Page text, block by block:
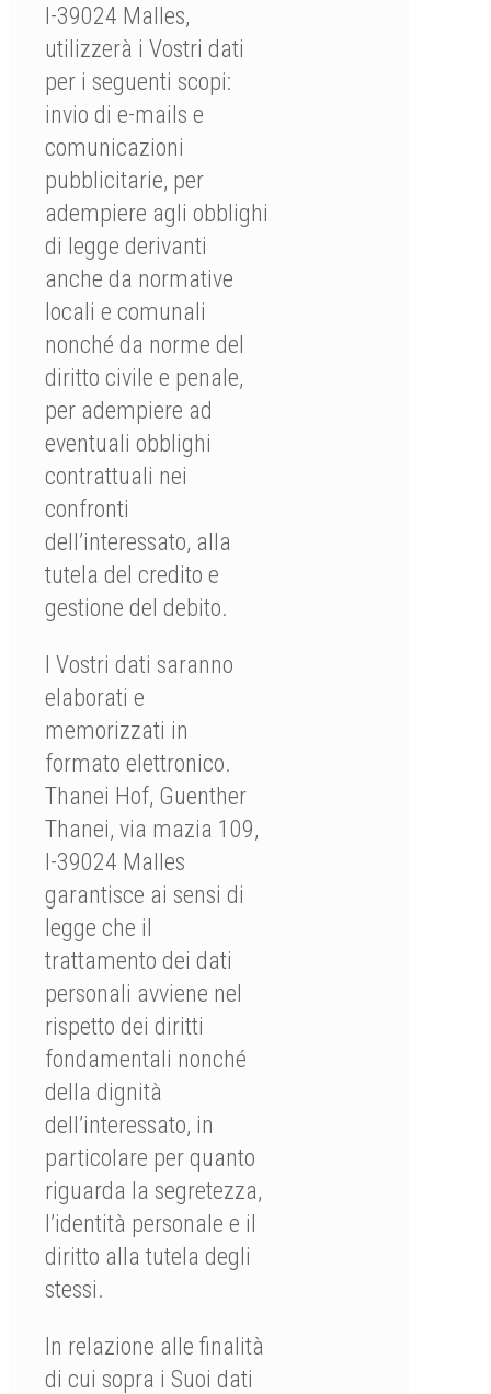
I-39024 Malles,
utilizzerà i Vostri dati
per i seguenti scopi:
invio di e-mails e
comunicazioni
pubblicitarie, per
adempiere agli obblighi
di legge derivanti
anche da normative
locali e comunali
nonché da norme del
diritto civile e penale,
per adempiere ad
eventuali obblighi
contrattuali nei
confronti
dell’interessato, alla
tutela del credito e
gestione del debito.
I Vostri dati saranno
elaborati e
memorizzati in
formato elettronico.
Thanei Hof, Guenther
Thanei, via mazia 109,
I-39024 Malles
garantisce ai sensi di
legge che il
trattamento dei dati
personali avviene nel
rispetto dei diritti
fondamentali nonché
della dignità
dell’interessato, in
particolare per quanto
riguarda la segretezza,
l’identità personale e il
diritto alla tutela degli
stessi.
In relazione alle finalità
di cui sopra i Suoi dati